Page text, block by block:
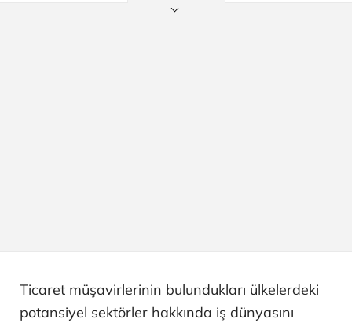
Ticaret müşavirlerinin bulundukları ülkelerdeki
potansiyel sektörler hakkında iş dünyasını